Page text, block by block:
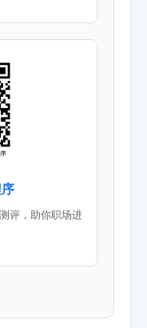
评，助你职场进